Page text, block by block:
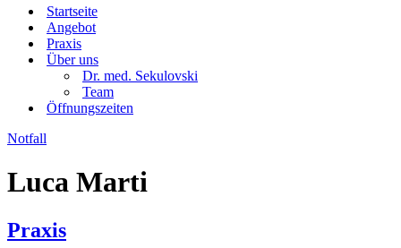
Startseite
Angebot
Praxis
Über uns
Dr. med. Sekulovski
Team
Öffnungszeiten
Notfall
Luca Marti
Praxis